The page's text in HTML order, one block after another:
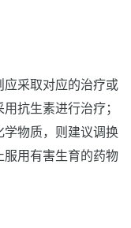
采取对应的治疗或
抗生素进行治疗；
物质，则建议调换
用有害生育的药物